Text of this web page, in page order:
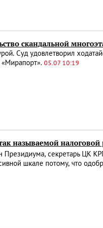
скандальной
Суд удовлетворил
05.07 10:19
называемой
Президиума, секретарь ЦК
шкале потому, что